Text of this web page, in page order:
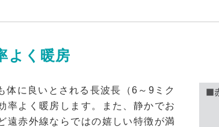
よく暖房
体に良いとされる長波長（6～9ミク
率よく暖房します。また、静かでお
遠赤外線ならではの嬉しい特徴が満